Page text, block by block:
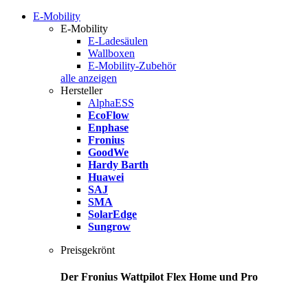
E-Mobility
E-Mobility
E-Ladesäulen
Wallboxen
E-Mobility-Zubehör
alle anzeigen
Hersteller
AlphaESS
EcoFlow
Enphase
Fronius
GoodWe
Hardy Barth
Huawei
SAJ
SMA
SolarEdge
Sungrow
Preisgekrönt
Der Fronius Wattpilot Flex Home und Pro